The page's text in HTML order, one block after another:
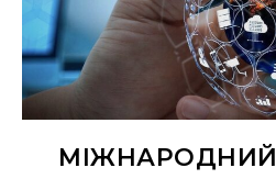
МІЖНАРОДНИЙ